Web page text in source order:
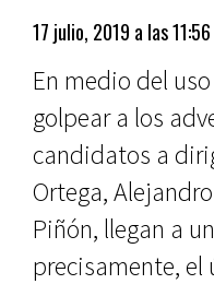
17 julio, 2019 a las
En medio del
golpear a los
candidatos a
Ortega,
Piñón, llegan a
precisamente, el